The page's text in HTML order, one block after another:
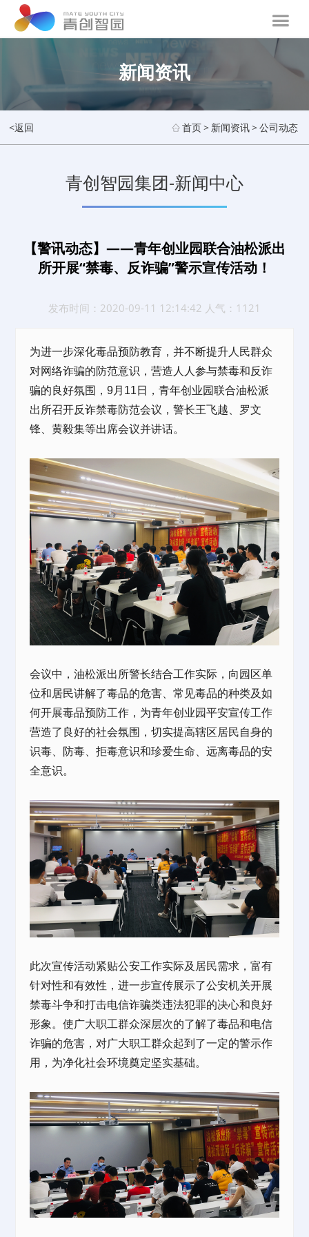
新闻资讯
<返回 首页> 新闻资讯>公司动态
青创智园集团-新闻中心
【警讯动态】——青年创业园联合油松派出
所开展“禁毒、反诈骗”警示宣传活动！
发布时间：2020-09-11 12:14:42 人气：1121
为进一步深化毒品预防教育，并不断提升人民群众
对网络诈骗的防范意识，营造人人参与禁毒和反诈
骗的良好氛围，9月11日，青年创业园联合油松派
出所召开反诈禁毒防范会议，警长王飞越、罗文
锋、黄毅集等出席会议并讲话。
会议中，油松派出所警长结合工作实际，向园区单
位和居民讲解了毒品的危害、常见毒品的种类及如
何开展毒品预防工作，为青年创业园平安宣传工作
营造了良好的社会氛围，切实提高辖区居民自身的
识毒、防毒、拒毒意识和珍爱生命、远离毒品的安
全意识。
此次宣传活动紧贴公安工作实际及居民需求，富有
针对性和有效性，进一步宣传展示了公安机关开展
禁毒斗争和打击电信诈骗类违法犯罪的决心和良好
形象。使广大职工群众深层次的了解了毒品和电信
诈骗的危害，对广大职工群众起到了一定的警示作
用，为净化社会环境奠定坚实基础。